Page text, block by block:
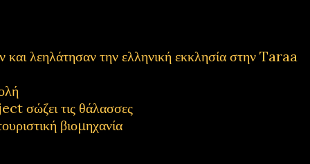
λεηλάτησαν την ελληνική εκκλησία στην Taraa
σώζει τις θάλασσες
βιομηχανία